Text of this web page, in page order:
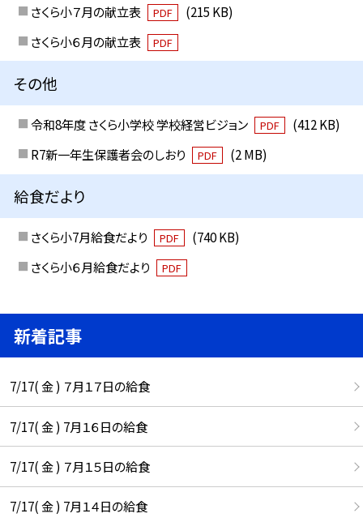
さくら小７月の献立表 PDF
(215 KB)
さくら小６月の献立表
PDF
その他
令和8年度 さくら小学校 学校経営ビジョン PDF
(412 KB)
R7新一年生保護者会のしおり
PDF (2 MB)
給食だより
さくら小7月給食だより PDF
(740 KB)
さくら小６月給食だより
PDF
新着記事
7/17( 金 ) ７月１７日の給食
7/17( 金 ) 7月１６日の給食
7/17( 金 ) ７月１５日の給食
7/17( 金 ) 7月１４日の給食